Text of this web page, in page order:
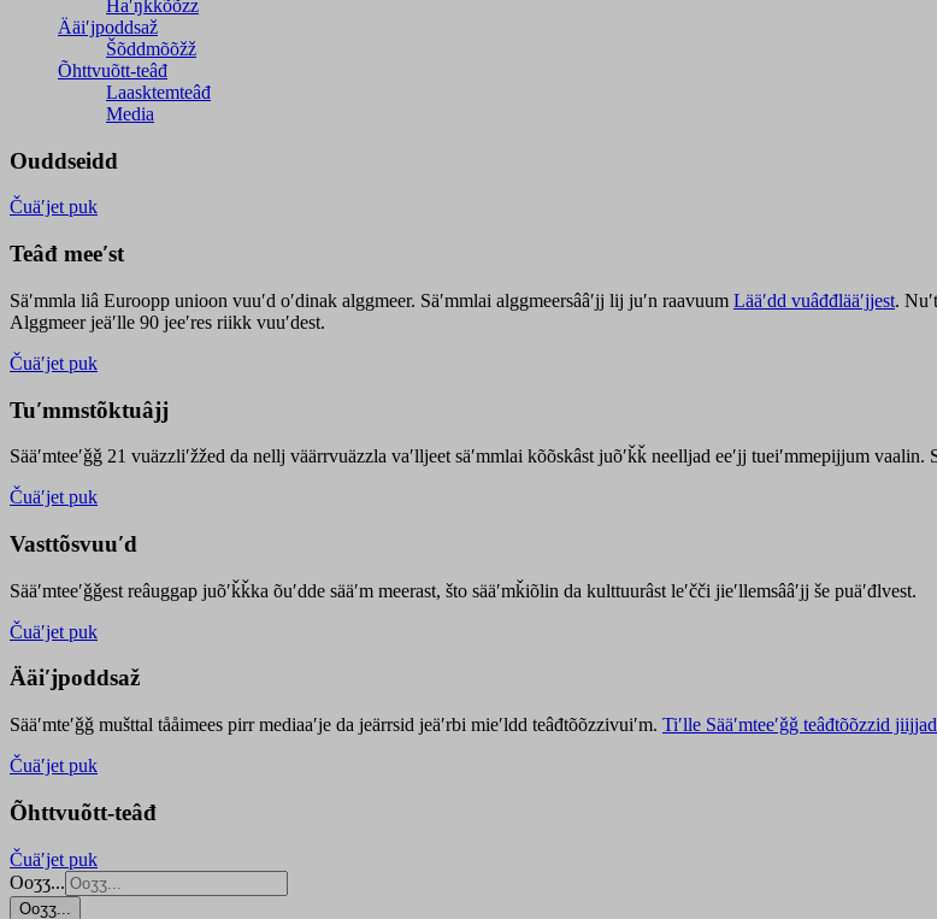
Haʹŋǩǩõõzz
Ääiʹjpoddsaž
Šõddmõõžž
Õhttvuõtt-teâđ
Laasktemteâđ
Media
Ouddseidd
Čuäʹjet puk
Teâđ meeʹst
Säʹmmla liâ Euroopp unioon vuuʹd oʹdinak alggmeer. Säʹmmlai alggmeersââʹjj lij juʹn raavuum Lääʹdd vuâđđlääʹjjest.
Alggmeer jeäʹlle 90 jeeʹres riikk vuuʹdest.
Čuäʹjet puk
Tuʹmmstõktuâjj
Sääʹmteeʹǧǧ 21 vuäzzliʹžžed da nellj väärrvuäzzla vaʹlljeet säʹmmlai kõõskâst juõʹǩǩ neelljad eeʹjj tueiʹmmepijjum vaalin.
Čuäʹjet puk
Vasttõsvuuʹd
Sääʹmteeʹǧǧest reâuggap juõʹǩǩka õuʹdde sääʹm meerast, što sääʹmǩiõlin da kulttuurâst leʹčči jieʹllemsââʹjj še puäʹđlvest.
Čuäʹjet puk
Ääiʹjpoddsaž
Sääʹmteʹǧǧ mušttal tååimees pirr mediaaʹje da jeärrsid jeäʹrbi mieʹldd teâđtõõzzivuiʹm. Tiʹlle Sääʹmteeʹǧǧ teâđtõõzzid jiijjad
Čuäʹjet puk
Õhttvuõtt-teâđ
Čuäʹjet puk
Ooʒʒ...
Ooʒʒ...